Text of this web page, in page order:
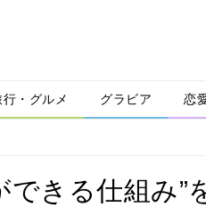
行・グルメ グラビア 恋
きる仕組み”